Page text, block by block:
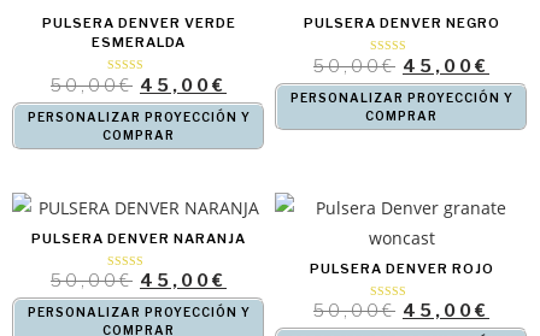
PULSERA DENVER VERDE
ESMERALDA
Valorado con
5.00
de 5
50,00€ 45,00€
PERSONALIZAR PROYECCIÓN Y
COMPRAR
PULSERA DENVER NEGRO
Valorado
con
4.83
de 5
50,00€ 45,00€
PERSONALIZAR PROYECCIÓN Y
COMPRAR
PULSERA DENVER NARANJA
Valorado
con
4.50
de 5
50,00€ 45,00€
PERSONALIZAR PROYECCIÓN Y
COMPRAR
PULSERA DENVER ROJO
Valorado
con
4.00
50,00€ 45,00€